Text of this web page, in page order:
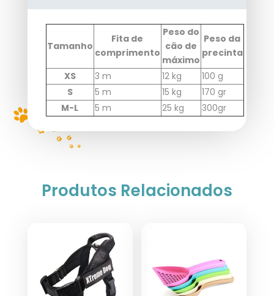
Tamanho
Fita de
comprimento
Peso do
cão de
máximo
Peso da
precinta
XS
3 m 12 kg
100 g
S
5 m 15 kg
170 gr
M-L
5 m 25 kg 300gr
Produtos Relacionados